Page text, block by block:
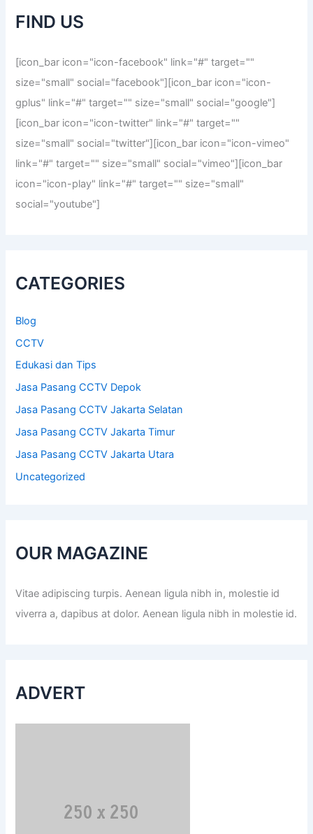
:
FIND US
[icon_bar icon="icon-facebook" link="#" target=""
size="small" social="facebook"][icon_bar icon="icon-
gplus" link="#" target="" size="small" social="google"]
[icon_bar icon="icon-twitter" link="#" target=""
size="small" social="twitter"][icon_bar icon="icon-vimeo"
link="#" target="" size="small" social="vimeo"][icon_bar
icon="icon-play" link="#" target="" size="small"
social="youtube"]
CATEGORIES
Blog
CCTV
Edukasi dan Tips
Jasa Pasang CCTV Depok
Jasa Pasang CCTV Jakarta Selatan
Jasa Pasang CCTV Jakarta Timur
Jasa Pasang CCTV Jakarta Utara
Uncategorized
OUR MAGAZINE
Vitae adipiscing turpis. Aenean ligula nibh in, molestie id
viverra a, dapibus at dolor. Aenean ligula nibh in molestie id.
ADVERT